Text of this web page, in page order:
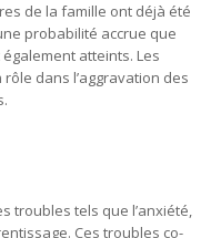
de la famille ont déjà été
probabilité accrue que
atteints. Les
dans l’aggravation des
troubles tels que l’anxiété,
Ces troubles co-